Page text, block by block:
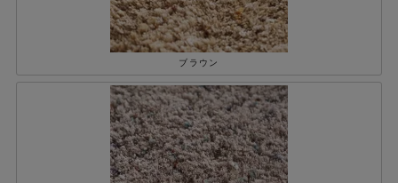
ブラウン